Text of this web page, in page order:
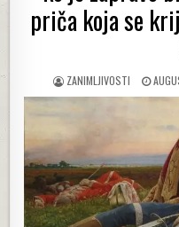
priča koja se
AUTHOR:
ZANIMLJIVOSTI
DATE: